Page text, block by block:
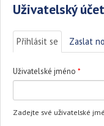
Uživatelský účet
Přihlásit se (aktivní
Zaslat
Uživatelské jméno *
Zadejte své uživatelské